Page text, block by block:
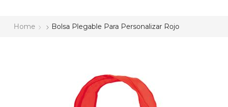
Home Bolsa Plegable Para Personalizar Rojo